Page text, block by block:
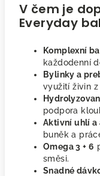
V čem je
Everyday
Komplexní
každodenní
Bylinky a
využití živin z
podpora
Aktivní uhlí a
buněk a
Omega 3 + 6
směsi.
Snadné